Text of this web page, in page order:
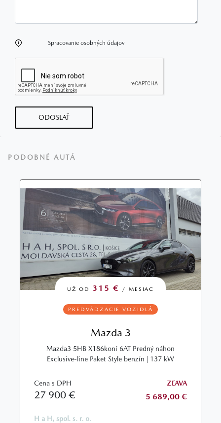
Spracovanie osobných údajov
ODOSLAŤ
PODOBNÉ AUTÁ
UŽ OD 315 € / MESIAC
PREDVÁDZACIE VOZIDLÁ
Mazda 3
Mazda3 5HB X186koní 6AT Predný náhon
Exclusive-line Paket Style benzín | 137 kW
Cena s DPH
27 900 €
ZĽAVA
5 689,00 €
H a H, spol. s. r. o.